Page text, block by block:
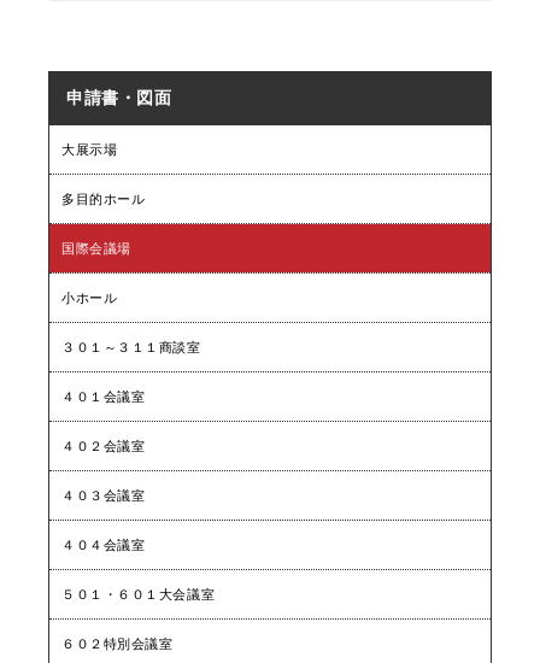
申請書・図面
大展示場
多目的ホール
国際会議場
小ホール
３０１～３１１商談室
４０１会議室
４０２会議室
４０３会議室
４０４会議室
５０１・６０１大会議室
６０２特別会議室